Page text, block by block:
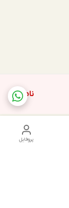
ناموجود
پروفایل